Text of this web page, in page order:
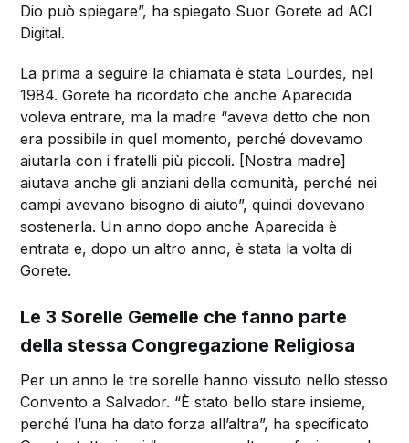
Dio può spiegare”, ha spiegato Suor Gorete ad ACI
Digital.
La prima a seguire la chiamata è stata Lourdes, nel
1984. Gorete ha ricordato che anche Aparecida
voleva entrare, ma la madre “aveva detto che non
era possibile in quel momento, perché dovevamo
aiutarla con i fratelli più piccoli. [Nostra madre]
aiutava anche gli anziani della comunità, perché nei
campi avevano bisogno di aiuto”, quindi dovevano
sostenerla. Un anno dopo anche Aparecida è
entrata e, dopo un altro anno, è stata la volta di
Gorete.
Le 3 Sorelle Gemelle che fanno parte
della stessa Congregazione Religiosa
Per un anno le tre sorelle hanno vissuto nello stesso
Convento a Salvador. “È stato bello stare insieme,
perché l’una ha dato forza all’altra”, ha specificato